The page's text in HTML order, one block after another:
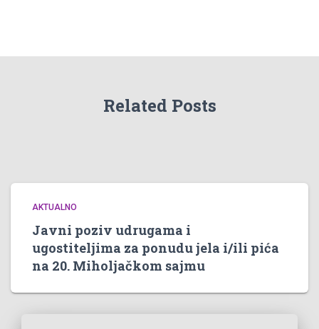
Related Posts
AKTUALNO
Javni poziv udrugama i
ugostiteljima za ponudu jela i/ili pića
na 20. Miholjačkom sajmu